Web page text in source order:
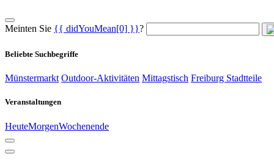
Meinten Sie {{ didYouMean[0] }}?
Beliebte Suchbegriffe
Münstermarkt Outdoor-Aktivitäten Mittagstisch Freiburg Stadtteile
Veranstaltungen
HeuteMorgenWochenende